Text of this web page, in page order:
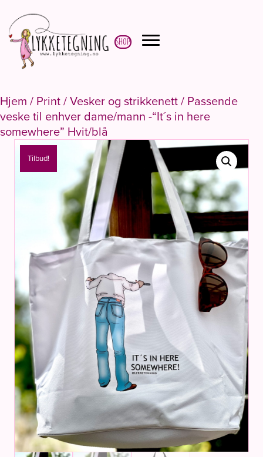
Shop
Hjem / Print/Vesker og strikkenett/ Passende
veske til enhver dame/mann -“It´s in here
somewhere” Hvit/blå
Tilbud!